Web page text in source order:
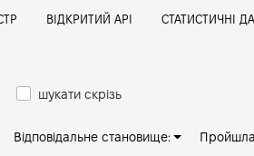
ВІДКРИТИЙ АРІ СТАТИСТИЧНІ
шукати скрізь
Відповідальне становище: Пройшла